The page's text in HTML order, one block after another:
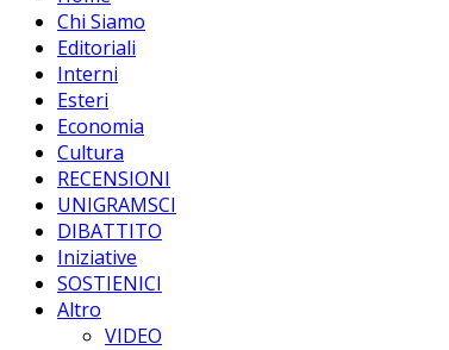
Chi Siamo
Editoriali
Interni
Esteri
Economia
Cultura
RECENSIONI
UNIGRAMSCI
DIBATTITO
Iniziative
SOSTIENICI
Altro
VIDEO